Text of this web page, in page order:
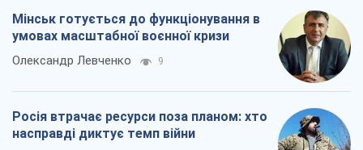
Мінськ готується до функціонування в
умовах масштабної воєнної кризи
Олександр Левченко 9
Росія втрачає ресурси поза планом: хто
насправді диктує темп війни